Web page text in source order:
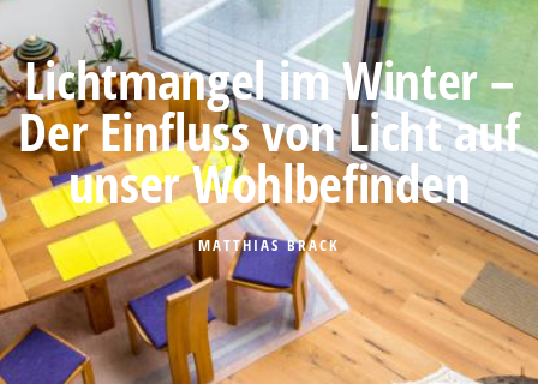
Lichtmangel im Winter –
Der Einfluss von Licht auf
unser Wohlbefinden
MATTHIAS BRACK